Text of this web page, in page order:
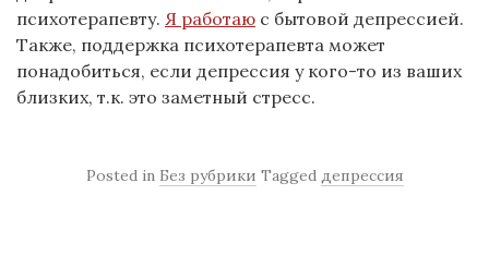
психотерапевту. Я работаю с бытовой депрессией.
Также, поддержка психотерапевта может
понадобиться, если депрессия у кого-то из ваших
близких, т.к. это заметный стресс.
Posted in Без рубрики Tagged депрессия